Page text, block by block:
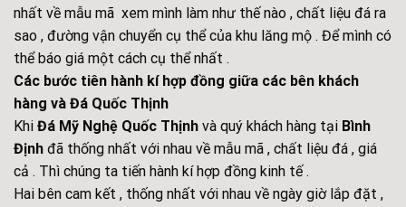
nhất về mẫu mã xem mình làm như thế nào , chất liệu đá ra
sao , đường vận chuyển cụ thể của khu lăng mộ . Để mình có
thể báo giá một cách cụ thể nhất .
Các bước tiên hành kí hợp đồng giữa các bên khách
hàng và Đá Quốc Thịnh
Khi Đá Mỹ Nghệ Quốc Thịnh và quý khách hàng tại Bình
Định đã thống nhất với nhau về mẫu mã , chất liệu đá , giá
cả . Thì chúng ta tiến hành kí hợp đồng kinh tế .
Hai bên cam kết , thống nhất với nhau về ngày giờ lắp đặt ,